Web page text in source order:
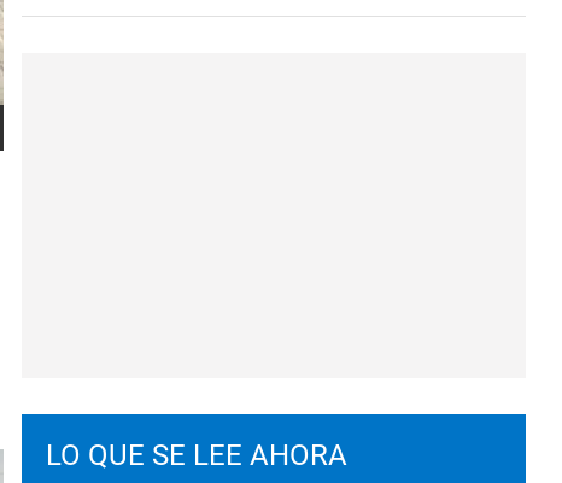
LO QUE SE LEE AHORA